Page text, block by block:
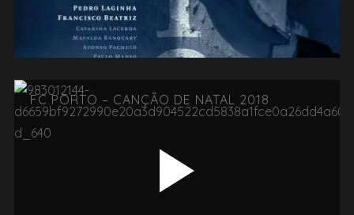
FC PORTO – CANÇÃO DE NATAL 2018